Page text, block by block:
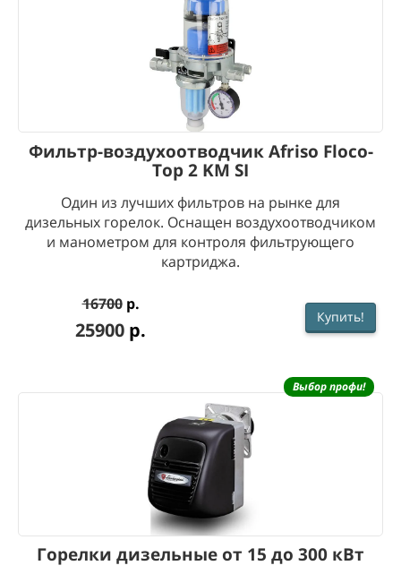
Фильтр-воздухоотводчик Afriso Floco-
Top 2 KM SI
Один из лучших фильтров на рынке для
дизельных горелок. Оснащен воздухоотводчиком
и манометром для контроля фильтрующего
картриджа.
16700 р.
25900 р.
Купить!
Выбор профи!
Горелки дизельные от 15 до 300 кВт